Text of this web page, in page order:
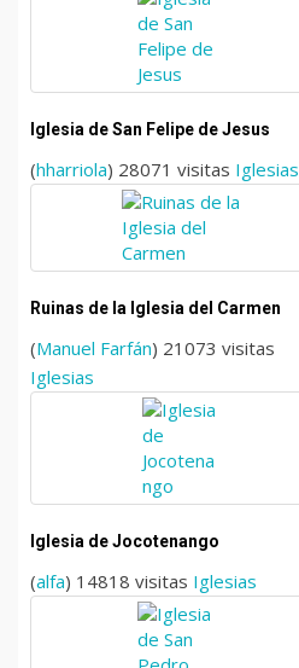
Iglesia de San Felipe de Jesus
(hharriola) 28071 visitas Iglesias
Ruinas de la Iglesia del Carmen
(Manuel Farfán) 21073 visitas
Iglesias
Iglesia de Jocotenango
(alfa) 14818 visitas Iglesias